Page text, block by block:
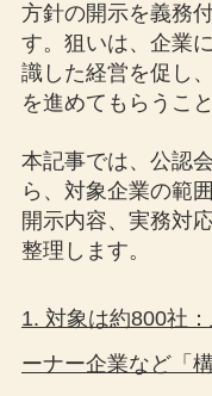
方針の開示を義務
す。狙いは、企業
識した経営を促し
を進めてもらうこ
本記事では、公認
ら、対象企業の範
開示内容、実務対
整理します。
1. 対象は約800社
ーナー企業など「